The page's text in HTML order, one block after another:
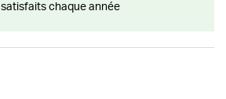
satisfaits chaque année